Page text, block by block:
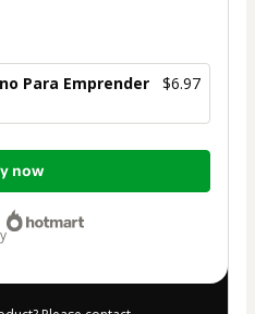
Para Emprender
$6.97
now